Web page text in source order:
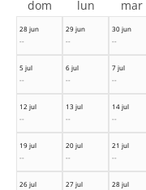
28 jun
--
29 jun
--
30 jun
--
5 jul
--
6 jul
--
7 jul
--
12 jul
--
13 jul
--
14 jul
--
19 jul
--
20 jul
--
21 jul
--
26 jul
27 jul
28 jul
dom lun mar